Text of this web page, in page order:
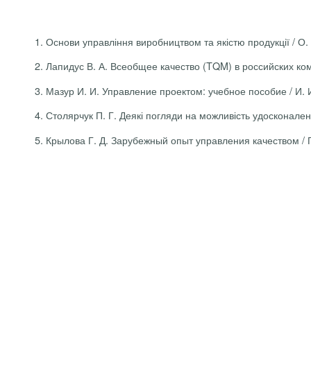
1. Основи управління виробництвом та якістю продукції
2. Лапидус В. А. Всеобщее качество (TQM) в российских
3. Мазур И. И. Управление проектом: учебное пособие / И.
4. Столярчук П. Г. Деякі погляди на можливість
5. Крылова Г. Д. Зарубежный опытуправления качеством /